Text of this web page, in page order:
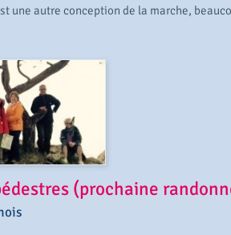
une autre conception de la marche,
(prochaine